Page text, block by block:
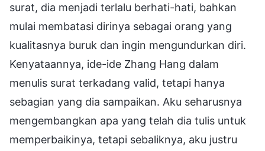
surat, dia menjadi terlalu berhati-hati, bahkan
mulai membatasi dirinya sebagai orang yang
kualitasnya buruk dan ingin mengundurkan diri.
Kenyataannya, ide-ide Zhang Hang dalam
menulis surat terkadang valid, tetapi hanya
sebagian yang dia sampaikan. Aku seharusnya
mengembangkan apa yang telah dia tulis untuk
memperbaikinya, tetapi sebaliknya, aku justru